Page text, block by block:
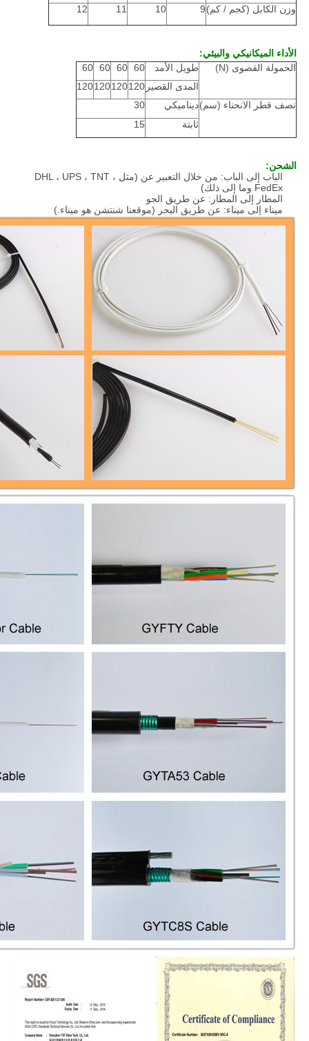
وزن الكابل (كجم / كم)9
10
11
12
الأداء الميكانيكي والبيئي:
الحمولة القصوى (N)
طويل الأمد 60
60
60
60
المدى القصير 120
120
120
120
نصف قطر الانحناء (سم)ديناميكي
30
ثابتة
15
الشحن:
الباب إلى الباب: من خلال التعبير عن (مثل DHL ، UPS ، TNT ،
FedEx وما إلى ذلك)
المطار إلى المطار: عن طريق الجو
ميناء إلى ميناء: عن طريق البحر (موقعنا شنتشن هو ميناء.)